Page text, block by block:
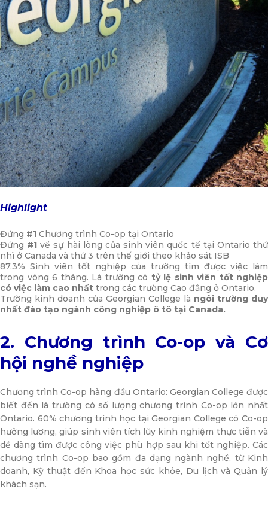
Highlight
Đứng #1 Chương trình Co-op tại Ontario
Đứng #1 về sự hài lòng của sinh viên quốc tế tại Ontario thứ
nhì ở Canada và thứ 3 trên thế giới theo khảo sát ISB
87.3% Sinh viên tốt nghiệp của trường tìm được việc làm
trong vòng 6 tháng. Là trường có tỷ lệ sinh viên tốt nghiệp
có việc làm cao nhất trong các trường Cao đẳng ở Ontario.
Trường kinh doanh của Georgian College là ngôi trường duy
nhất đào tạo ngành công nghiệp ô tô tại Canada.
2. Chương trình Co-op và Cơ
hội nghề nghiệp
Chương trình Co-op hàng đầu Ontario: Georgian College được
biết đến là trường có số lượng chương trình Co-op lớn nhất
Ontario. 60% chương trình học tại Georgian College có Co-op
hưởng lương, giúp sinh viên tích lũy kinh nghiệm thực tiễn và
dễ dàng tìm được công việc phù hợp sau khi tốt nghiệp. Các
chương trình Co-op bao gồm đa dạng ngành nghề, từ Kinh
doanh, Kỹ thuật đến Khoa học sức khỏe, Du lịch và Quản lý
khách sạn.